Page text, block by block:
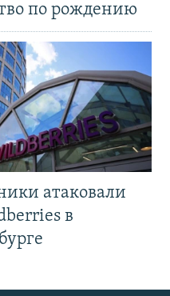
по рождению
атаковали
в